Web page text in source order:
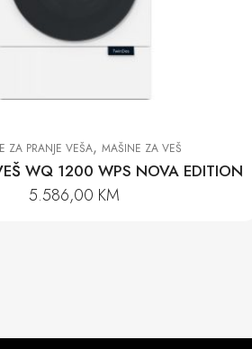
ZA PRANJE VEŠA,MAŠINE ZA VEŠ
WQ 1200 WPS NOVA EDITION
5.586,00 KM